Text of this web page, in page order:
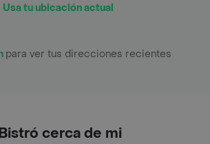
Usa tu ubicación actual
para ver tus direcciones recientes
cerca de mi